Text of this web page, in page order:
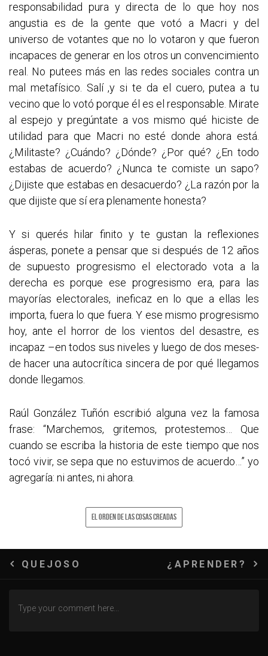
responsabilidad pura y directa de lo que hoy nos
angustia es de la gente que votó a Macri y del
universo de votantes que no lo votaron y que fueron
incapaces de generar en los otros un convencimiento
real. No putees más en las redes sociales contra un
mal metafísico. Salí ,y si te da el cuero, putea a tu
vecino que lo votó porque él es el responsable. Mirate
al espejo y pregúntate a vos mismo qué hiciste de
utilidad para que Macri no esté donde ahora está.
¿Militaste? ¿Cuándo? ¿Dónde? ¿Por qué? ¿En todo
estabas de acuerdo? ¿Nunca te comiste un sapo?
¿Dijiste que estabas en desacuerdo? ¿La razón por la
que dijiste que sí era plenamente honesta?
Y si querés hilar finito y te gustan la reflexiones
ásperas, ponete a pensar que si después de 12 años
de supuesto progresismo el electorado vota a la
derecha es porque ese progresismo era, para las
mayorías electorales, ineficaz en lo que a ellas les
importa, fuera lo que fuera. Y ese mismo progresismo
hoy, ante el horror de los vientos del desastre, es
incapaz –en todos sus niveles y luego de dos meses-
de hacer una autocrítica sincera de por qué llegamos
donde llegamos.
Raúl González Tuñón escribió alguna vez la famosa
frase: “Marchemos, gritemos, protestemos… Que
cuando se escriba la historia de este tiempo que nos
tocó vivir, se sepa que no estuvimos de acuerdo…” yo
agregaría: ni antes, ni ahora.
EL ORDEN DE LAS COSAS CREADAS
Navegación
entradas
QUEJOSO ¿APRENDER?